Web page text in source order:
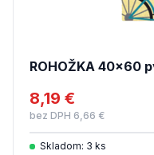
ROHOŽKA 40x60
8,19 €
bez DPH 6,66 €
Skladom: 3 ks